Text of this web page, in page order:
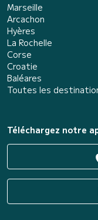
Marseille
Arcachon
Hyères
La Rochelle
Corse
Croatie
Baléares
Toutes les
Téléchargez notre